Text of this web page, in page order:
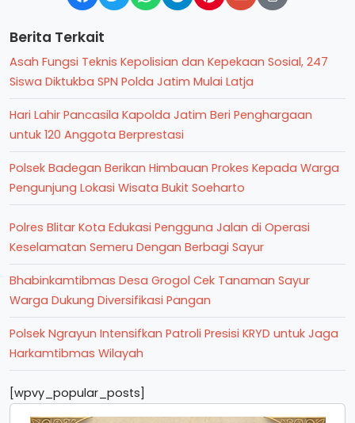
Berita Terkait
Asah Fungsi Teknis Kepolisian dan Kepekaan Sosial, 247
Siswa Diktukba SPN Polda Jatim Mulai Latja
Hari Lahir Pancasila Kapolda Jatim Beri Penghargaan
untuk 120 Anggota Berprestasi
Polsek Badegan Berikan Himbauan Prokes Kepada Warga
Pengunjung Lokasi Wisata Bukit Soeharto
Polres Blitar Kota Edukasi Pengguna Jalan di Operasi
Keselamatan Semeru Dengan Berbagi Sayur
Bhabinkamtibmas Desa Grogol Cek Tanaman Sayur
Warga Dukung Diversifikasi Pangan
Polsek Ngrayun Intensifkan Patroli Presisi KRYD untuk Jaga
Harkamtibmas Wilayah
[wpvy_popular_posts]